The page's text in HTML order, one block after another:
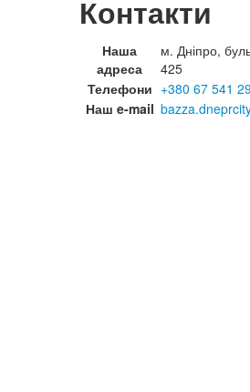
Контакти
Наша
адреса
м. Дніпро,
425
Телефони +380 67 541
Наш e-mail